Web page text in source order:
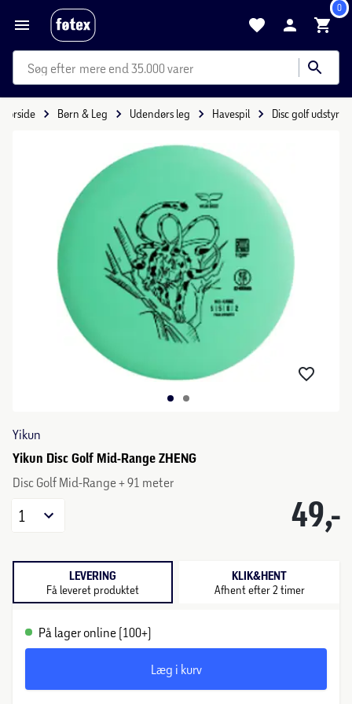
0
mere end 35.000 varer
Forside Børn & Leg Udendørs leg Havespil Disc golf udstyr
Yikun
Yikun Disc Golf Mid-Range ZHENG
Disc Golf Mid-Range + 91 meter
49,-
1
LEVERING
Få leveret produktet
KLIK&HENT
Afhent efter 2 timer
På lager online (100+)
Læg i kurv